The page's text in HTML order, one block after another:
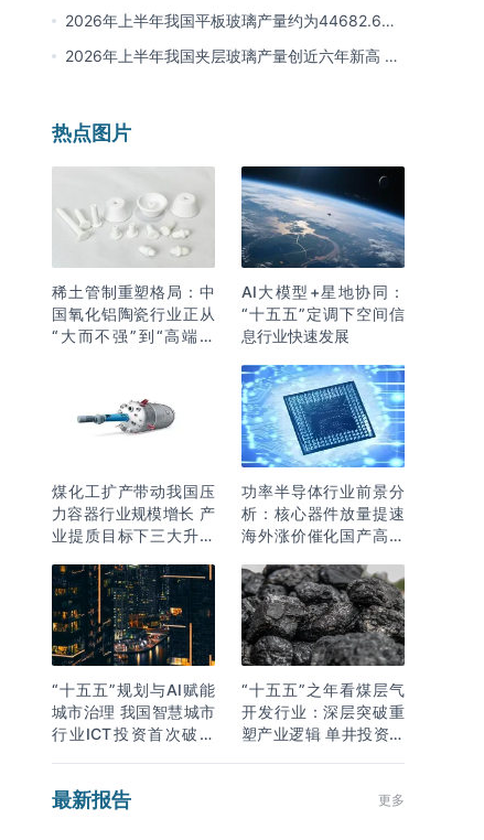
比下降8% 其中广东、浙江和安徽分别排名前三
2026年上半年我国平板玻璃产量约为44682.6万
重量箱 同比下降5.7% 其中河北产量最多 占比
2026年上半年我国夹层玻璃产量创近六年新高 约
热点图片
稀土管制重塑格局：中
国氧化铝陶瓷行业正从
“大而不强”到“高端突
AI大模型+星地协同：
“十五五”定调下空间信
息行业快速发展
煤化工扩产带动我国压
力容器行业规模增长 产
业提质目标下三大升级
功率半导体行业前景分
析：核心器件放量提速
海外涨价催化国产高端
“十五五”规划与AI赋能
城市治理 我国智慧城市
行业ICT投资首次破万
“十五五”之年看煤层气
开发行业：深层突破重
塑产业逻辑 单井投资成
最新报告 更多